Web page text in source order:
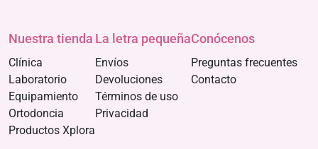
Nuestra tienda
Clínica
Laboratorio
Equipamiento
Ortodoncia
Productos Xplora
La letra pequeña
Envíos
Devoluciones
Términos de uso
Privacidad
Conócenos
Preguntas frecuentes
Contacto